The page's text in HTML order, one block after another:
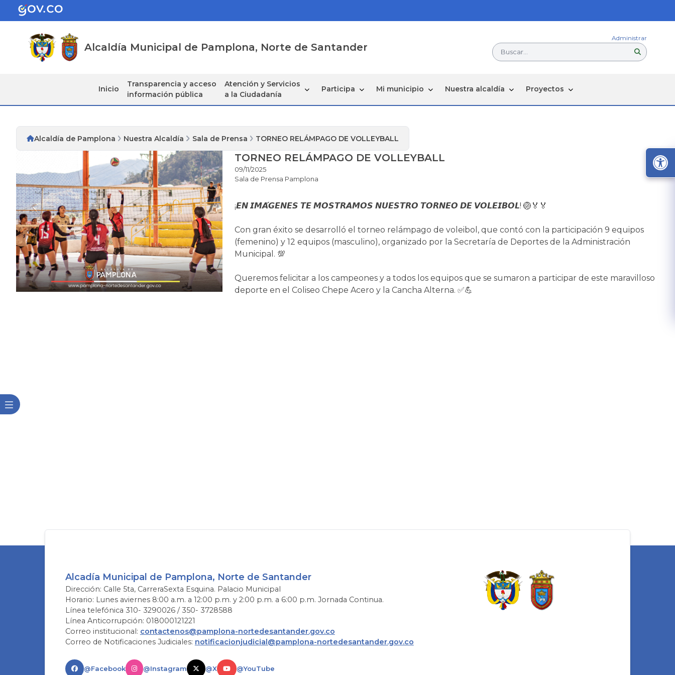
Alcaldía Municipal de Pamplona, Norte de Santander
Administrar
Buscar...
Inicio
Transparencia y acceso
información pública
Atención y Servicios
a la Ciudadanía
Participa Mi municipio Nuestra alcaldía Proyectos
Alcaldía de Pamplona Nuestra Alcaldía Sala de Prensa TORNEO RELÁMPAGO DE VOLLEYBALL
TORNEO RELÁMPAGO DE VOLLEYBALL
09/11/2025
Sala de Prensa Pamplona
¡𝙀𝙉 𝙄𝙈𝘼́𝙂𝙀𝙉𝙀𝙎 𝙏𝙀 𝙈𝙊𝙎𝙏𝙍𝘼𝙈𝙊𝙎 𝙉𝙐𝙀𝙎𝙏𝙍𝙊 𝙏𝙊𝙍𝙉𝙀𝙊 𝘿𝙀 𝙑𝙊𝙇𝙀𝙄𝘽𝙊𝙇! 🏐🏅🏅
Con gran éxito se desarrolló el torneo relámpago de voleibol, que contó con la participación 9 equipos
(femenino) y 12 equipos (masculino), organizado por la Secretaría de Deportes de la Administración
Municipal. 💯
Queremos felicitar a los campeones y a todos los equipos que se sumaron a participar de este maravilloso
deporte en el Coliseo Chepe Acero y la Cancha Alterna. ✅💪
Alcadía Municipal de Pamplona, Norte de Santander
Dirección: Calle 5ta, CarreraSexta Esquina. Palacio Municipal
Horario: Lunes aviernes 8:00 a.m. a 12:00 p.m. y 2:00 p.m. a 6:00 p.m. Jornada Continua.
Línea telefónica 310- 3290026 / 350- 3728588
Línea Anticorrupción: 018000121221
Correo institucional: contactenos@pamplona-nortedesantander.gov.co
Correo de Notificaciones Judiciales: notificacionjudicial@pamplona-nortedesantander.gov.co
@Facebook @Instagram @X @YouTube